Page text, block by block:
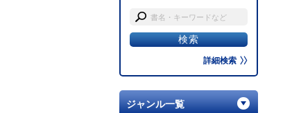
詳細検索
ジャンル一覧